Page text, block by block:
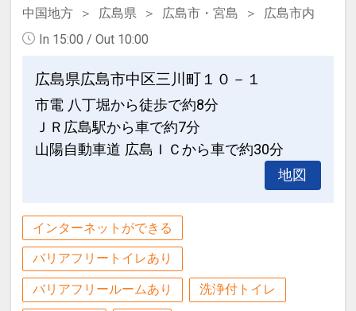
・広島エディオンスタジアム
… ホテルよりアストラムライン「県庁
徒歩10分
設定期間：2023年4月24日～2027年5月
31日
中国地方 広島県 広島市・宮島
広島市内
In 15:00 / Out 10:00
広島県広島市中区三川町１０－１
市電 八丁堀から徒歩で約8分
ＪＲ広島駅から車で約7分
山陽自動車道 広島ＩＣから車で約30分
地図
インターネットができる
バリアフリートイレあり
バリアフリールームあり 洗浄付トイレ